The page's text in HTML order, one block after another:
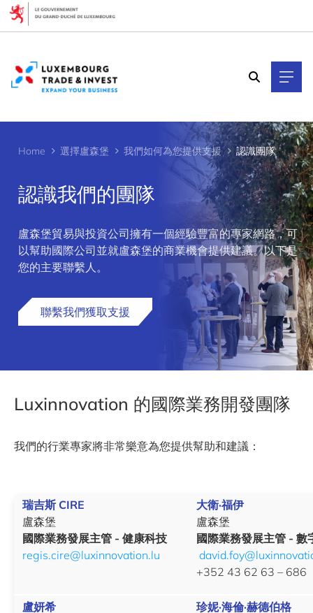
Home 選擇盧森堡 我們如何為您提供支援 認識團隊
認識我們的團隊
盧森堡貿易與投資公司擁有一個經驗豐富的專家網路，可
以幫助國際公司並就盧森堡的商業機會提供建議。以下是
您的主要聯繫人。
聯繫我們獲取支援
Luxinnovation 的國際業務開發團隊
我們的行業專家將非常樂意為您提供幫助和建議：
瑞吉斯 CIRE
盧森堡
國際業務發展主管 - 健康科技
regis.cire@luxinnovation.lu
大衛·福伊
盧森堡
國際業務發展主管 - 數
+352 43 62 63 – 686
盧妍希
珍妮·海倫·赫德伯格
Cookies management panel